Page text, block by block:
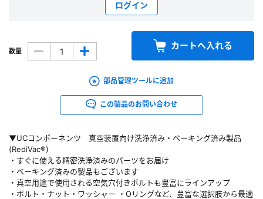
▼UCコンポーネンツ 真空装置向け洗浄済み・ベーキング済み製品
(RediVac®)
・すぐに使える精密洗浄済みのパーツをお届け
・ベーキング済みの製品もございます
・真空用途で使用される空気穴付きボルトも豊富にラインアップ
・ボルト・ナット・ワッシャー ・Oリングなど、豊富な選択肢から最適
ログイン
数量 カートへ入れる
部品管理ツールに追加
この製品のお問い合わせ
会員の方はこちら
※パスワードをお忘れの方は、パスワード再発行ページへ
※メールアドレスを忘れた方は、お問い合わせページよりお問い合わせくださ